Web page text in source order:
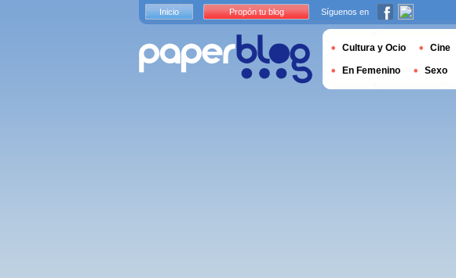
Inicio Propón tu blog Síguenos en
Cultura y Ocio Cine
En Femenino Sexo